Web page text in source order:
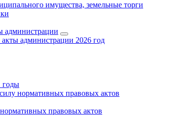
имущества, земельные торги
администрации
администрации 2026 год
годы
нормативных правовых актов
правовых актов